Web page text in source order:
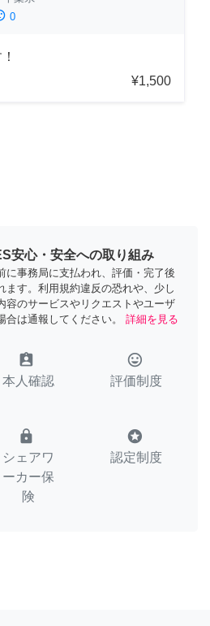
0
¥1,500
安心・安全への取り組み
に事務局に支払われ、評価・完了後
ます。利用規約違反の恐れや、少し
容のサービスやリクエストやユーザ
合は通報してください。
詳細を見る
assignment_ind
本人確認
tag_faces
評価制度
lock
シェアワ
ーカー保
険
stars
認定制度